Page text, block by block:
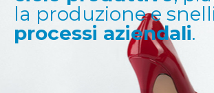
la produzione e
processi aziendali.